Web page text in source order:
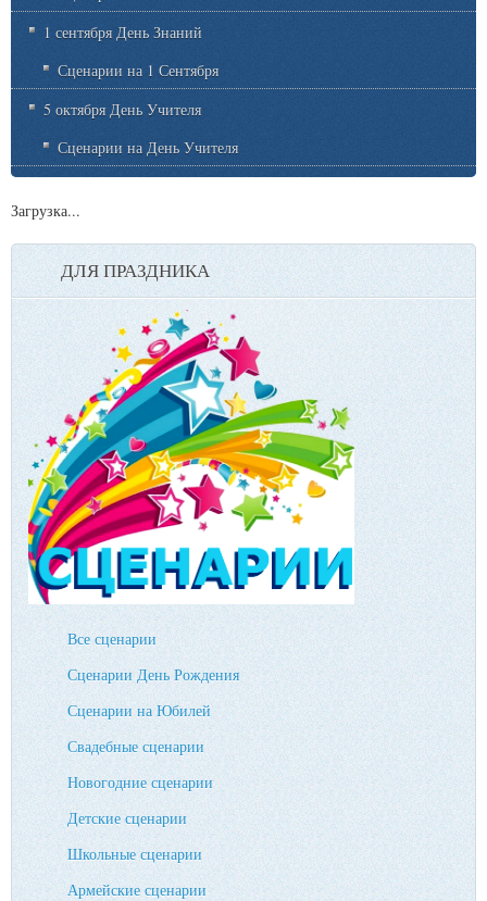
1 сентября День Знаний
Сценарии на 1 Сентября
5 октября День Учителя
Сценарии на День Учителя
Загрузка...
ДЛЯ ПРАЗДНИКА
Все сценарии
Сценарии День Рождения
Сценарии на Юбилей
Свадебные сценарии
Новогодние сценарии
Детские сценарии
Школьные сценарии
Армейские сценарии